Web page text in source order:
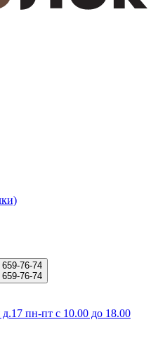
659-76-74
659-76-74
пн-пт с 10.00 до 18.00